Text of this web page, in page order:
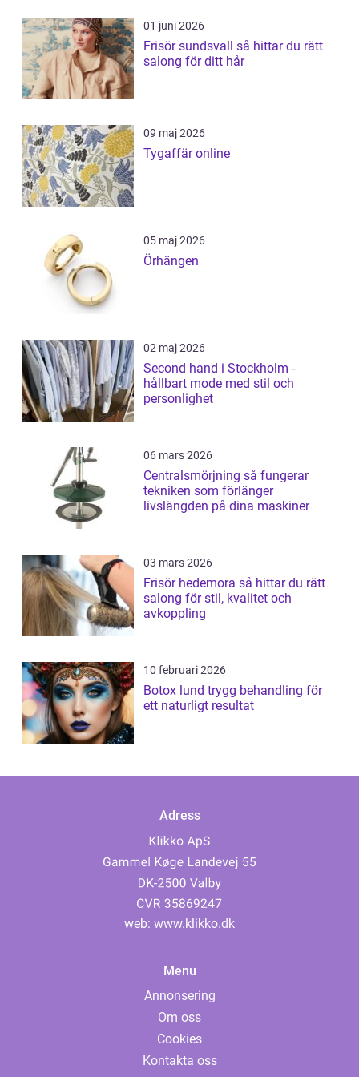
01 juni 2026
Frisör sundsvall så hittar du rätt
salong för ditt hår
09 maj 2026
Tygaffär online
05 maj 2026
Örhängen
02 maj 2026
Second hand i Stockholm -
hållbart mode med stil och
personlighet
06 mars 2026
Centralsmörjning så fungerar
tekniken som förlänger
livslängden på dina maskiner
03 mars 2026
Frisör hedemora så hittar du rätt
salong för stil, kvalitet och
avkoppling
10 februari 2026
Botox lund trygg behandling för
ett naturligt resultat
Adress
web: www.klikko.dk
Menu
Annonsering
Om oss
Cookies
Kontakta oss